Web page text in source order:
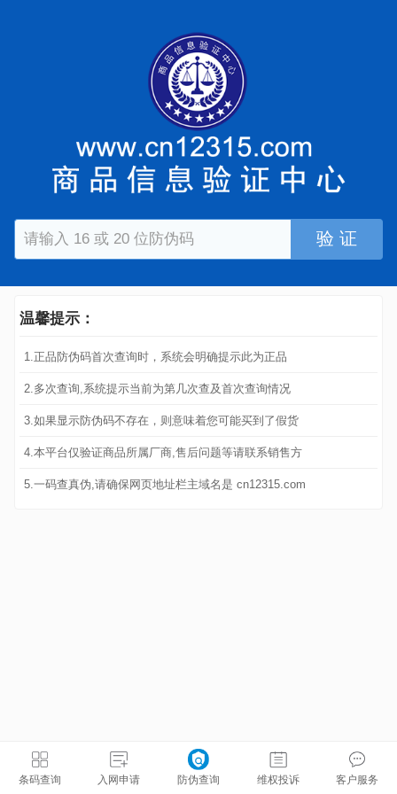
验 证
温馨提示：
1.正品防伪码首次查询时，系统会明确提示此为正品
2.多次查询,系统提示当前为第几次查及首次查询情况
3.如果显示防伪码不存在，则意味着您可能买到了假货
4.本平台仅验证商品所属厂商,售后问题等请联系销售方
5.一码查真伪,请确保网页地址栏主域名是 cn12315.com
条码查询 入网申请 防伪查询 维权投诉 客户服务